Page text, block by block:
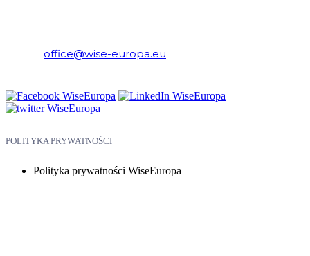
office@wise-europa.eu
POLITYKA PRYWATNOŚCI
Polityka prywatności WiseEuropa